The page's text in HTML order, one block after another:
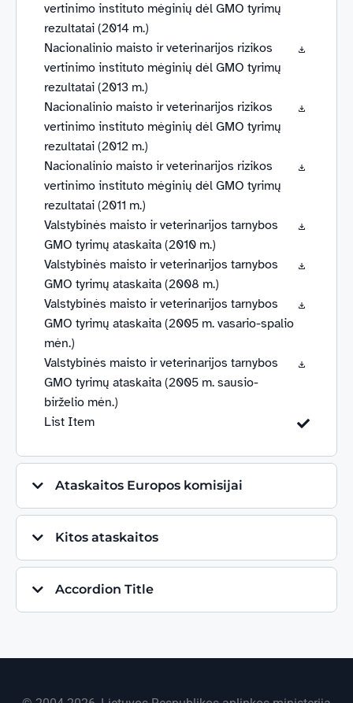
vertinimo instituto mėginių dėl GMO tyrimų
rezultatai (2014 m.)
Nacionalinio maisto ir veterinarijos rizikos
vertinimo instituto mėginių dėl GMO tyrimų
rezultatai (2013 m.)
Nacionalinio maisto ir veterinarijos rizikos
vertinimo instituto mėginių dėl GMO tyrimų
rezultatai (2012 m.)
Nacionalinio maisto ir veterinarijos rizikos
vertinimo instituto mėginių dėl GMO tyrimų
rezultatai (2011 m.)
Valstybinės maisto ir veterinarijos tarnybos
GMO tyrimų ataskaita (2010 m.)
Valstybinės maisto ir veterinarijos tarnybos
GMO tyrimų ataskaita (2008 m.)
Valstybinės maisto ir veterinarijos tarnybos
GMO tyrimų ataskaita (2005 m. vasario-spalio
mėn.)
Valstybinės maisto ir veterinarijos tarnybos
GMO tyrimų ataskaita (2005 m. sausio-
birželio mėn.)
List Item
Ataskaitos Europos komisijai
Kitos ataskaitos
Accordion Title